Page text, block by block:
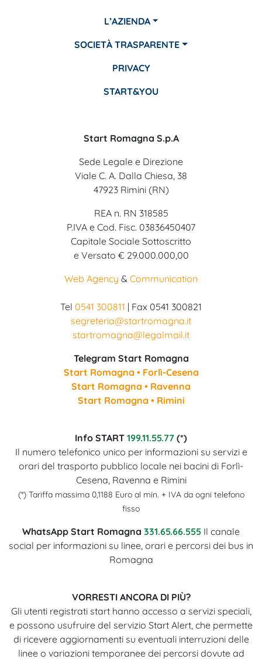
L’AZIENDA
SOCIETÀ TRASPARENTE
PRIVACY
START&YOU
Start Romagna S.p.A
Sede Legale e Direzione
Viale C. A. Dalla Chiesa, 38
47923 Rimini (RN)
REA n. RN 318585
P.IVA e Cod. Fisc. 03836450407
Capitale Sociale Sottoscritto
e Versato € 29.000.000,00
Web Agency & Communication
Tel 0541 300811 | Fax 0541 300821
segreteria@startromagna.it
startromagna@legalmail.it
Telegram Start Romagna
Start Romagna • Forlì-Cesena
Start Romagna • Ravenna
Start Romagna • Rimini
Info START 199.11.55.77 (*)
Il numero telefonico unico per informazioni su servizi e
orari del trasporto pubblico locale nei bacini di Forlì-
Cesena, Ravenna e Rimini
(*) Tariffa massima 0,1188 Euro al min. + IVA da ogni telefono
fisso
WhatsApp Start Romagna 331.65.66.555 Il canale
social per informazioni su linee, orari e percorsi dei bus in
Romagna
VORRESTI ANCORA DI PIÙ?
Gli utenti registrati start hanno accesso a servizi speciali,
e possono usufruire del servizio Start Alert, che permette
di ricevere aggiornamenti su eventuali interruzioni delle
linee o variazioni temporanee dei percorsi dovute ad